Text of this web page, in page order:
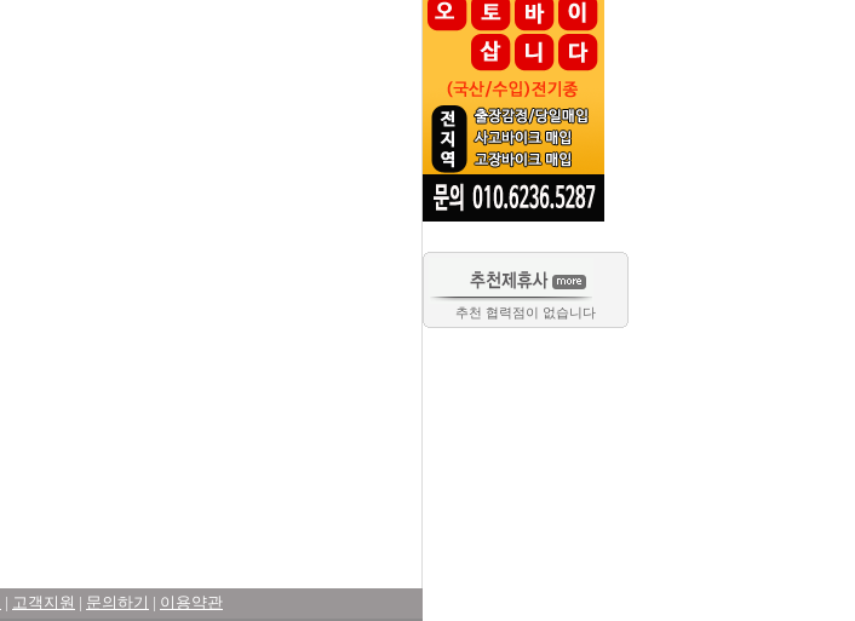
| 고객지원 | 문의하기 | 이용약관
추천 협력점이 없습니다